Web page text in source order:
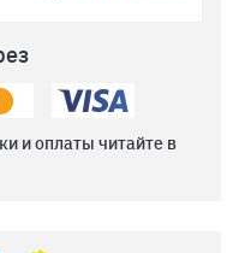
и оплаты читайте в